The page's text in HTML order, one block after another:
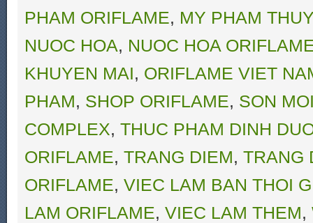
PHAM ORIFLAME, MY PHAM
NUOC HOA, NUOC HOA
KHUYEN MAI, ORIFLAME VIET
PHAM, SHOP ORIFLAME, SON
COMPLEX, THUC PHAM DINH
ORIFLAME, TRANG DIEM, TRANG
ORIFLAME, VIEC LAM BAN THOI
LAM ORIFLAME, VIEC LAM THEM,